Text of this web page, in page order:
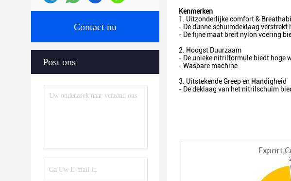
Contact nu
Post ons
Kenmerken
1. Uitzonderlijke comfort &
- De dunne schuimdeklaag
- De fijne maat breit nylon voering
2. Hoogst Duurzaam
- De unieke nitrilformule biedt hoge
- Wasbare machine
3. Uitstekende Greep en Handigheid
- De deklaag van het nitrilschuim